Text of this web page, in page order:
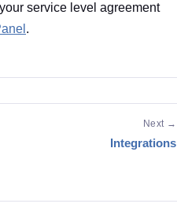
service level agreement
.
Next →
Integrations